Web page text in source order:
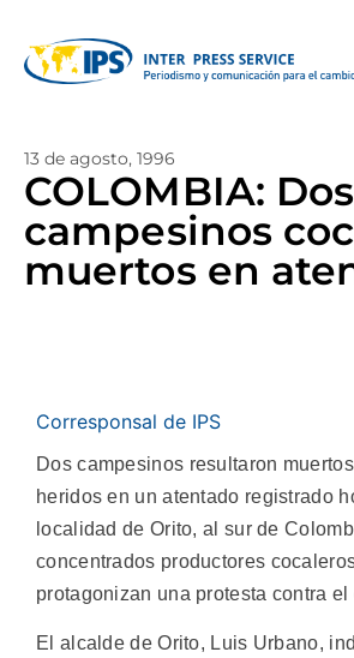
13 de agosto, 1996
COLOMBIA: Dos
campesinos
muertos en
Corresponsal de IPS
Dos campesinos resultaron
heridos en un atentado registrado
localidad de Orito, al sur de
concentrados productores
protagonizan una protesta contra el
El alcalde de Orito, Luis Urbano,